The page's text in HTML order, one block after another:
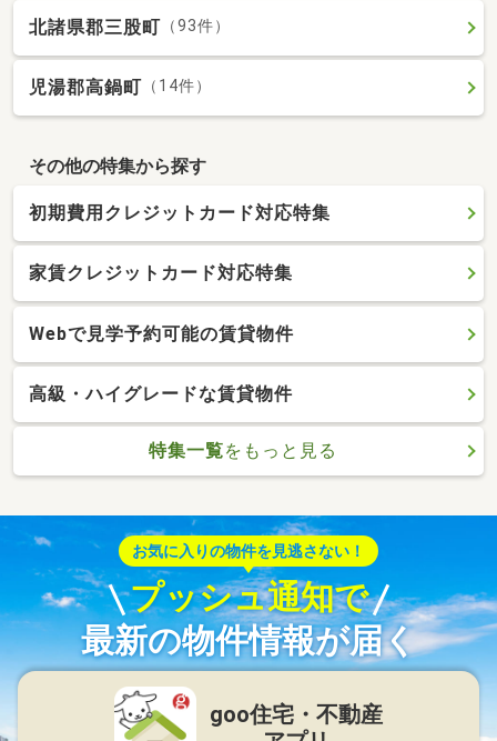
北諸県郡三股町 （93件）
児湯郡高鍋町 （14件）
その他の特集から探す
初期費用クレジットカード対応特集
家賃クレジットカード対応特集
Webで見学予約可能の賃貸物件
高級・ハイグレードな賃貸物件
特集一覧をもっと見る
お気に入りの物件を見逃さない！
プッシュ通知で
最新の物件情報が届く
goo住宅・不動産